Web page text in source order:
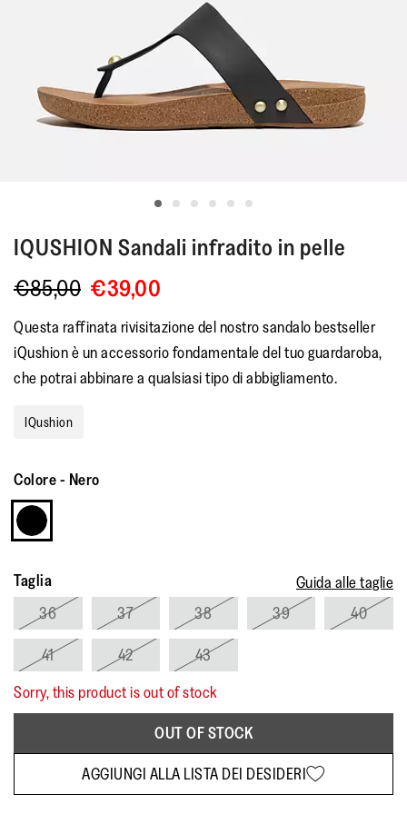
IQUSHION Sandali infradito in pelle
€85,00 €39,00
Questa raffinata rivisitazione del nostro sandalo bestseller
iQushion è un accessorio fondamentale del tuo guardaroba,
che potrai abbinare a qualsiasi tipo di abbigliamento.
IQushion
Colore- Nero
Taglia
Guida alle taglie
36
37 38 39 40
41 42
43
Sorry, this product is out of stock
OUT OF STOCK
AGGIUNGI ALLA LISTA DEI DESIDERI